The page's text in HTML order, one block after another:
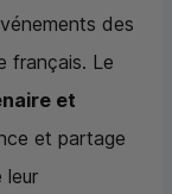
des
français. Le
et
et partage
leur